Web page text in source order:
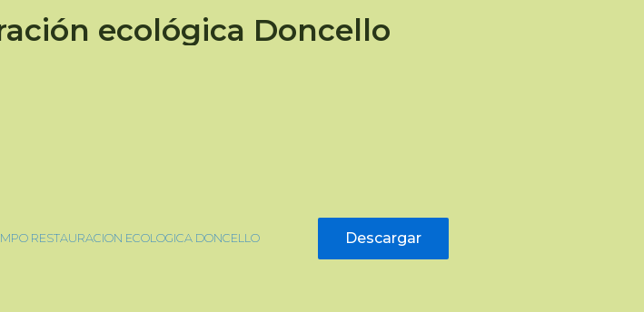
ecológica Doncello
RESTAURACION ECOLOGICA DONCELLO Descargar